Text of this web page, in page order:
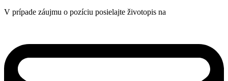
V prípade záujmu o pozíciu posielajte životopis na